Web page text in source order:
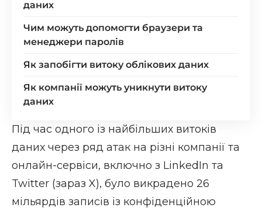
даних
Чим можуть допомогти браузери та
менеджери паролів
Як запобігти витоку облікових даних
Як компанії можуть уникнути витоку
даних
Під час одного із найбільших витоків
даних через ряд атак на різні компанії та
онлайн-сервіси, включно з LinkedIn та
Twitter (зараз X), було викрадено 26
мільярдів записів із конфіденційною